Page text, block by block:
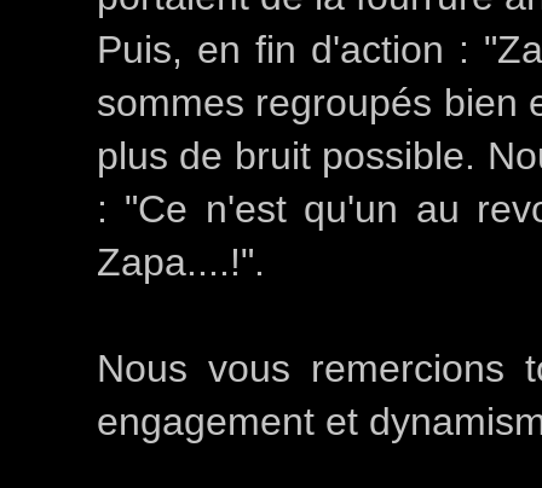
Puis, en fin d'action :
sommes regroupés bien
plus de bruit possible.
: "Ce n'est qu'un au
Zapa....!".
Nous vous
engagement et